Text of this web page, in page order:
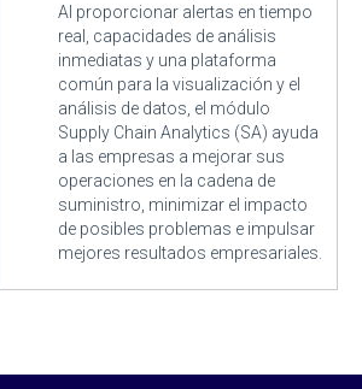
Al proporcionar alertas en tiempo
real, capacidades de análisis
inmediatas y una plataforma
común para la visualización y el
análisis de datos, el módulo
Supply Chain Analytics (SA) ayuda
a las empresas a mejorar sus
operaciones en la cadena de
suministro, minimizar el impacto
de posibles problemas e impulsar
mejores resultados empresariales.